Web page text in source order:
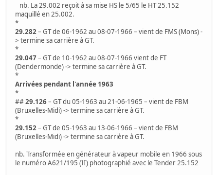
nb. La 29.002 reçoit à sa mise HS le 5/65 le HT 25.152
maquillé en 25.002.
*
29.282– GT de 06-1962 au 08-07-1966 – vient de FMS (Mons) -
> termine sa carrière à GT.
*
29.047– GT de 10-1962 au 08-07-1966 vient de FT
(Dendermonde) -> termine sa carrière à GT.
*
Arrivées pendant l'année 1963
*
##29.126– GT du 05-1963 au 21-06-1965 – vient de FBM
(Bruxelles-Midi) -> termine sa carrière à GT.
*
29.152– GT de 05-1963 au 13-06-1966 – vient de FBM
(Bruxelles-Midi) -> termine sa carrière à GT.
nb. Transformée en générateur à vapeur mobile en 1966 sous
le numéro A621/195 (II) photographié avec le Tender 25.152